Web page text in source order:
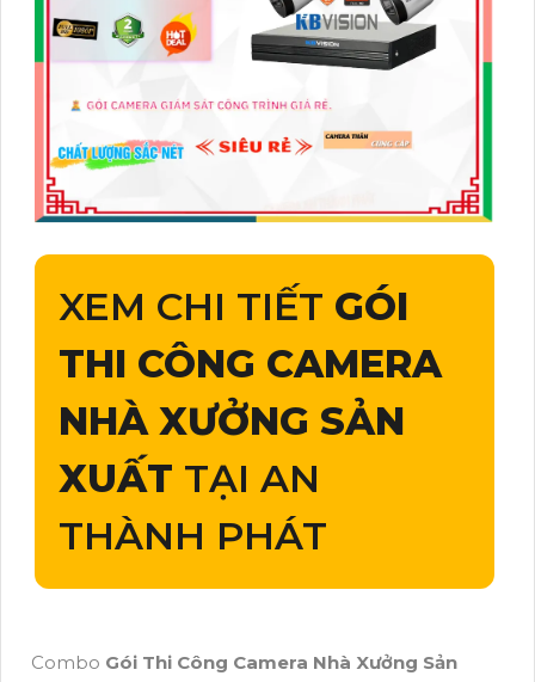
XEM CHI TIẾT GÓI
THI CÔNG CAMERA
NHÀ XƯỞNG SẢN
XUẤT TẠI AN
THÀNH PHÁT
Combo Gói Thi Công Camera Nhà Xưởng Sản